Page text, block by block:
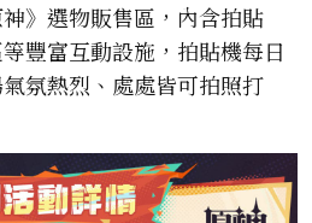
》選物販售區，內含拍貼
豐富互動設施，拍貼機每日
氛熱烈、處處皆可拍照打